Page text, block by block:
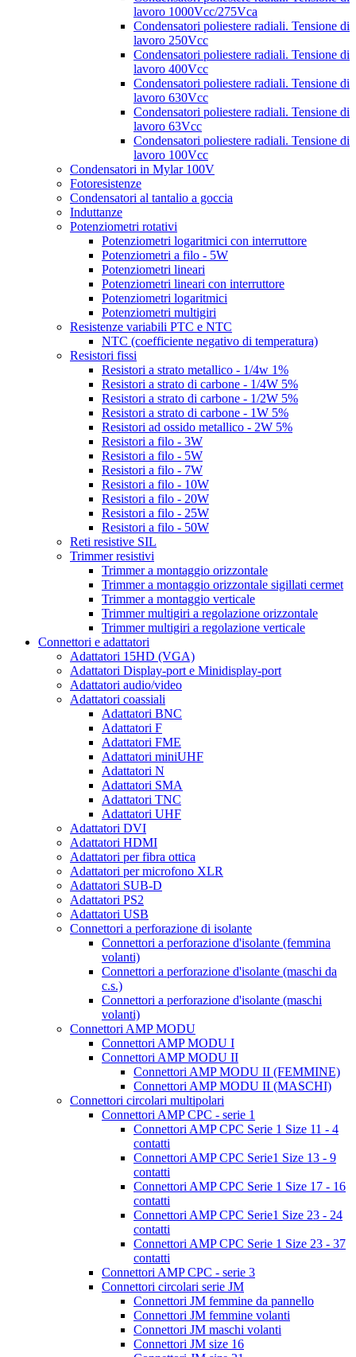
lavoro 1000Vcc/275Vca
Condensatori poliestere radiali. Tensione di
lavoro 250Vcc
Condensatori poliestere radiali. Tensione di
lavoro 400Vcc
Condensatori poliestere radiali. Tensione di
lavoro 630Vcc
Condensatori poliestere radiali. Tensione di
lavoro 63Vcc
Condensatori poliestere radiali. Tensione di
lavoro 100Vcc
Condensatori in Mylar 100V
Fotoresistenze
Condensatori al tantalio a goccia
Induttanze
Potenziometri rotativi
Potenziometri logaritmici con interruttore
Potenziometri a filo - 5W
Potenziometri lineari
Potenziometri lineari con interruttore
Potenziometri logaritmici
Potenziometri multigiri
Resistenze variabili PTC e NTC
NTC (coefficiente negativo di temperatura)
Resistori fissi
Resistori a strato metallico - 1/4w 1%
Resistori a strato di carbone - 1/4W 5%
Resistori a strato di carbone - 1/2W 5%
Resistori a strato di carbone - 1W 5%
Resistori ad ossido metallico - 2W 5%
Resistori a filo - 3W
Resistori a filo - 5W
Resistori a filo - 7W
Resistori a filo - 10W
Resistori a filo - 20W
Resistori a filo - 25W
Resistori a filo - 50W
Reti resistive SIL
Trimmer resistivi
Trimmer a montaggio orizzontale
Trimmer a montaggio orizzontale sigillati cermet
Trimmer a montaggio verticale
Trimmer multigiri a regolazione orizzontale
Trimmer multigiri a regolazione verticale
Connettori e adattatori
Adattatori 15HD (VGA)
Adattatori Display-port e Minidisplay-port
Adattatori audio/video
Adattatori coassiali
Adattatori BNC
Adattatori F
Adattatori FME
Adattatori miniUHF
Adattatori N
Adattatori SMA
Adattatori TNC
Adattatori UHF
Adattatori DVI
Adattatori HDMI
Adattatori per fibra ottica
Adattatori per microfono XLR
Adattatori SUB-D
Adattatori PS2
Adattatori USB
Connettori a perforazione di isolante
Connettori a perforazione d'isolante (femmina
volanti)
Connettori a perforazione d'isolante (maschi da
c.s.)
Connettori a perforazione d'isolante (maschi
volanti)
Connettori AMP MODU
Connettori AMP MODU I
Connettori AMP MODU II
Connettori AMP MODU II (FEMMINE)
Connettori AMP MODU II (MASCHI)
Connettori circolari multipolari
Connettori AMP CPC - serie 1
Connettori AMP CPC Serie 1 Size 11 - 4
contatti
Connettori AMP CPC Serie1 Size 13 - 9
contatti
Connettori AMP CPC Serie 1 Size 17 - 16
contatti
Connettori AMP CPC Serie1 Size 23 - 24
contatti
Connettori AMP CPC Serie 1 Size 23 - 37
contatti
Connettori AMP CPC - serie 3
Connettori circolari serie JM
Connettori JM femmine da pannello
Connettori JM femmine volanti
Connettori JM maschi volanti
Connettori JM size 16